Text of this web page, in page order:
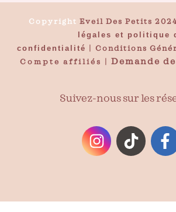
Copyright Eveil Des Petits
légales et politique
confidentialité
Conditions
Compte affiliés
Demande
Suivez-nous sur les